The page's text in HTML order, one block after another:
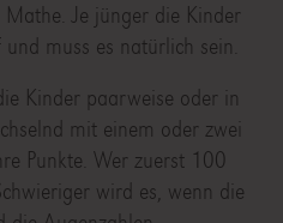
Je jünger die Kinder
muss es natürlich sein.
Kinder paarweise oder in
mit einem oder zwei
Punkte. Wer zuerst 100
wird es, wenn die